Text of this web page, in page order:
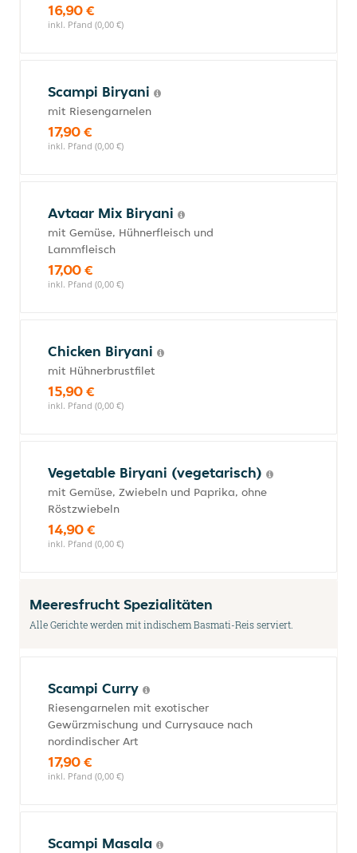
16,90 €
inkl. Pfand (0,00 €)
Scampi Biryani
mit Riesengarnelen
17,90 €
inkl. Pfand (0,00 €)
Avtaar Mix Biryani
mit Gemüse, Hühnerfleisch und
Lammfleisch
17,00 €
inkl. Pfand (0,00 €)
Chicken Biryani
mit Hühnerbrustfilet
15,90 €
inkl. Pfand (0,00 €)
Vegetable Biryani (vegetarisch)
mit Gemüse, Zwiebeln und Paprika, ohne
Röstzwiebeln
14,90 €
inkl. Pfand (0,00 €)
Meeresfrucht Spezialitäten
Alle Gerichte werden mit indischem Basmati-Reis serviert.
Scampi Curry
Riesengarnelen mit exotischer
Gewürzmischung und Currysauce nach
nordindischer Art
17,90 €
inkl. Pfand (0,00 €)
Scampi Masala